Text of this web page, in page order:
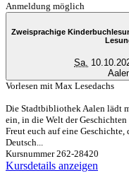
Anmeldung möglich
Sa.
Vorlesen mit Max Lesedachs
Die Stadtbibliothek Aalen lädt
ein, in die Welt der
Freut euch auf eine
Deutsch...
Kursnummer 262-28420
Kursdetails anzeigen